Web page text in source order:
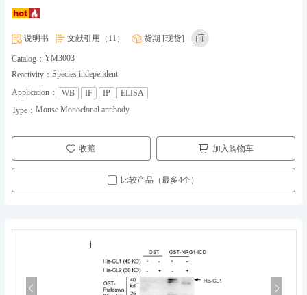
说明书 文献引用（11） 货期 [现货]
Catalog： YM3003
Reactivity： Species independent
Application：
WB IF IP
ELISA
Type： Mouse Monoclonal antibody
收藏 加入购物车
比较产品（最多4个）